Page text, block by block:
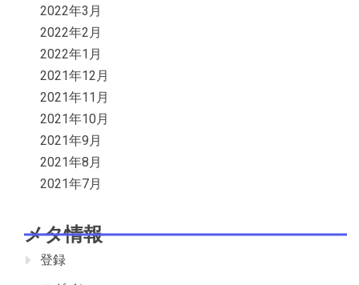
2022年3月
2022年2月
2022年1月
2021年12月
2021年11月
2021年10月
2021年9月
2021年8月
2021年7月
メタ情報
登録